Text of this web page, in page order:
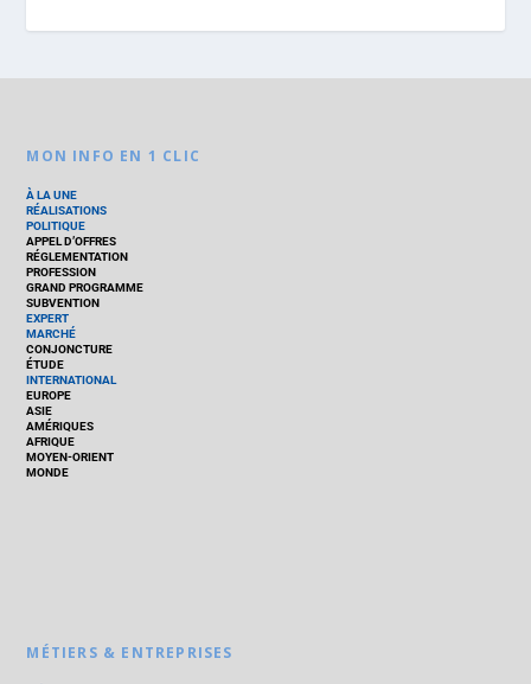
MON INFO EN 1 CLIC
À LA UNE
RÉALISATIONS
POLITIQUE
APPEL D’OFFRES
RÉGLEMENTATION
PROFESSION
GRAND PROGRAMME
SUBVENTION
EXPERT
MARCHÉ
CONJONCTURE
ÉTUDE
INTERNATIONAL
EUROPE
ASIE
AMÉRIQUES
AFRIQUE
MOYEN-ORIENT
MONDE
MÉTIERS & ENTREPRISES